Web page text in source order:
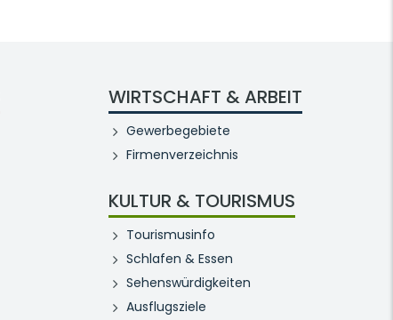
WIRTSCHAFT & ARBEIT
Gewerbegebiete
Firmenverzeichnis
KULTUR & TOURISMUS
Tourismusinfo
Schlafen & Essen
Sehenswürdigkeiten
Ausflugsziele